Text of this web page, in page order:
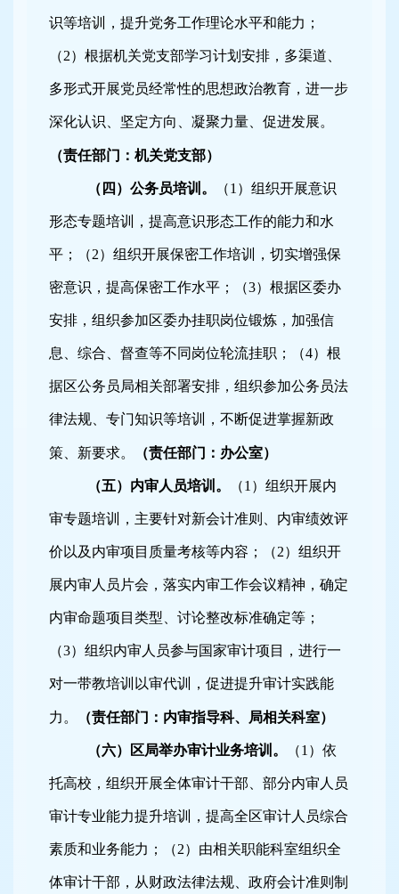
识等培训，提升党务工作理论水平和能力；
（2）根据机关党支部学习计划安排，多渠道、
多形式开展党员经常性的思想政治教育，进一步
深化认识、坚定方向、凝聚力量、促进发展。
（责任部门：机关党支部）
（四）公务员培训。 （1 ）组织开展意识
形态专题培训，提高意识形态工作的能力和水
平；（2）组织开展保密工作培训，切实增强保
密意识，提高保密工作水平；（3）根据区委办
安排，组织参加区委办挂职岗位锻炼，加强信
息、综合、督查等不同岗位轮流挂职；（4）根
据区公务员局相关部署安排，组织参加公务员法
律法规、专门知识等培训，不断促进掌握新政
策、新要求。 （责任部门：办公室）
（五）内审人员培训。 （1 ）组织开展内
审专题培训，主要针对新会计准则、内审绩效评
价以及内审项目质量考核等内容；（2）组织开
展内审人员片会，落实内审工作会议精神，确定
内审命题项目类型、讨论整改标准确定等；
（3）组织内审人员参与国家审计项目，进行一
对一带教培训以审代训，促进提升审计实践能
力。 （责任部门：内审指导科、局相关科室）
（六）区局举办审计业务培训。 （1 ）依
托高校，组织开展全体审计干部、部分内审人员
审计专业能力提升培训，提高全区审计人员综合
素质和业务能力；（2）由相关职能科室组织全
体审计干部，从财政法律法规、政府会计准则制